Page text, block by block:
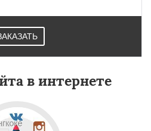
в интернете